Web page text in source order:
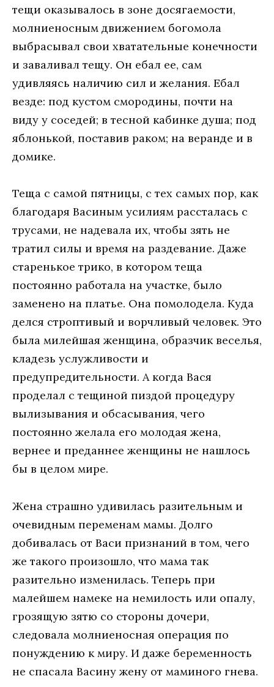
тещи оказывалось в зоне досягаемости,
молниеносным движением богомола
выбрасывал свои хватательные конечности
и заваливал тещу. Он ебал ее, сам
удивляясь наличию сил и желания. Ебал
везде: под кустом смородины, почти на
виду у соседей; в тесной кабинке душа; под
яблонькой, поставив раком; на веранде и в
домике.
Теща с самой пятницы, с тех самых пор, как
благодаря Васиным усилиям рассталась с
трусами, не надевала их, чтобы зять не
тратил силы и время на раздевание. Даже
старенькое трико, в котором теща
постоянно работала на участке, было
заменено на платье. Она помолодела. Куда
делся строптивый и ворчливый человек. Это
была милейшая женщина, образчик веселья,
кладезь услужливости и
предупредительности. А когда Вася
проделал с тещиной пиздой процедуру
вылизывания и обсасывания, чего
постоянно желала его молодая жена,
вернее и преданнее женщины не нашлось
бы в целом мире.
Жена страшно удивилась разительным и
очевидным переменам мамы. Долго
добивалась от Васи признаний в том, чего
же такого произошло, что мама так
разительно изменилась. Теперь при
малейшем намеке на немилость или опалу,
грозящую зятю со стороны дочери,
следовала молниеносная операция по
понуждению к миру. И даже беременность
не спасала Васину жену от маминого гнева.